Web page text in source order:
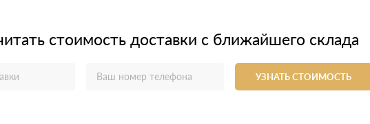
стоимость доставки с ближайшего склада
УЗНАТЬ СТОИМОСТЬ